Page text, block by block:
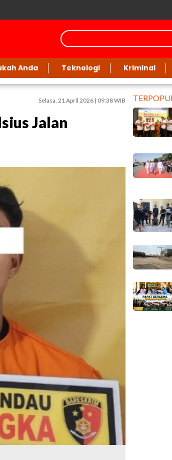
Anda Teknologi Kriminal
Selasa, 21 April 2026 | 09:38 WIB
Jalan